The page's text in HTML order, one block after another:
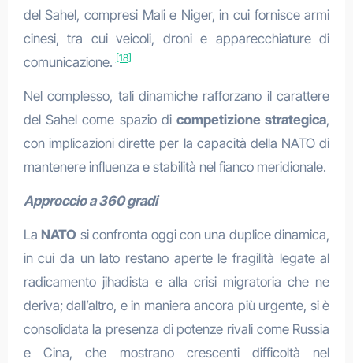
del Sahel, compresi Mali e Niger, in cui fornisce armi
cinesi, tra cui veicoli, droni e apparecchiature di
comunicazione.[18]
Nel complesso, tali dinamiche rafforzano il carattere
del Sahel come spazio di competizione strategica,
con implicazioni dirette per la capacità della NATO di
mantenere influenza e stabilità nel fianco meridionale.
Approccio a 360 gradi
LaNATO si confronta oggi con una duplice dinamica,
in cui da un lato restano aperte le fragilità legate al
radicamento jihadista e alla crisi migratoria che ne
deriva; dall’altro, e in maniera ancora più urgente, si è
consolidata la presenza di potenze rivali come Russia
e Cina, che mostrano crescenti difficoltà nel